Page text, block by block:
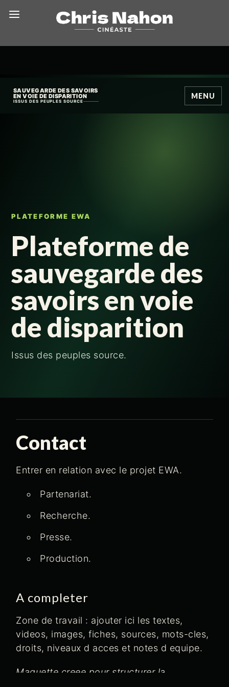
SAUVEGARDE DES SAVOIRS
EN VOIE DE DISPARITION
ISSUS DES PEUPLES SOURCE
MENU
PLATEFORME EWA
Plateforme de
sauvegarde des
savoirs en voie
de disparition
Issus des peuples source.
Contact
Entrer en relation avec le projet EWA.
Partenariat.
Recherche.
Presse.
Production.
A completer
Zone de travail : ajouter ici les textes,
videos, images, fiches, sources, mots-cles,
droits, niveaux d acces et notes d equipe.
Maquette creee pour structurer la